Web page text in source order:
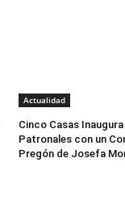
Actualidad
Cinco Casas
Patronales con un
Pregón de Josefa